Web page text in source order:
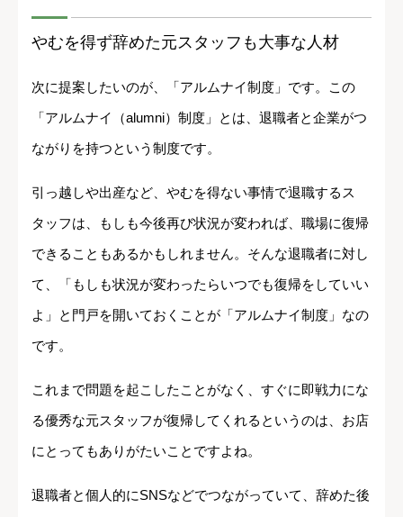
やむを得ず辞めた元スタッフも大事な人材
次に提案したいのが、「アルムナイ制度」です。この
「アルムナイ（alumni）制度」とは、退職者と企業がつ
ながりを持つという制度です。
引っ越しや出産など、やむを得ない事情で退職するス
タッフは、もしも今後再び状況が変われば、職場に復帰
できることもあるかもしれません。そんな退職者に対し
て、「もしも状況が変わったらいつでも復帰をしていい
よ」と門戸を開いておくことが「アルムナイ制度」なの
です。
これまで問題を起こしたことがなく、すぐに即戦力にな
る優秀な元スタッフが復帰してくれるというのは、お店
にとってもありがたいことですよね。
退職者と個人的にSNSなどでつながっていて、辞めた後